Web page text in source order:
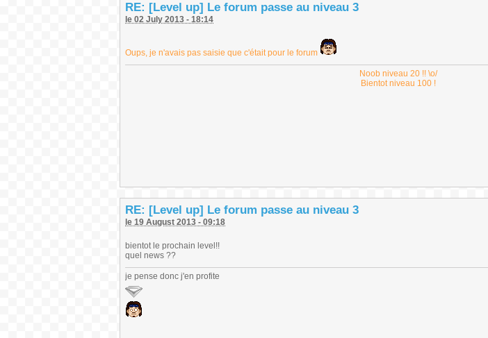
RE: [Level up] Le forum passe au niveau 3
le 02 July 2013 - 18:14
Oups, je n'avais pas saisie que c'était pour le forum
Noob niveau 20 !! \o/
Bientot niveau 100 !
RE: [Level up] Le forum passe au niveau 3
le 19 August 2013 - 09:18
bientot le prochain level!!
quel news ??
je pense donc j'en profite